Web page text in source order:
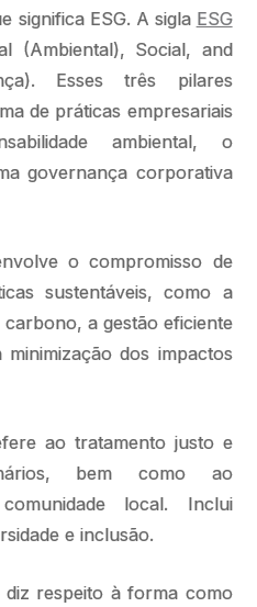
significa ESG. A sigla ESG
(Ambiental), Social, and
Esses três pilares
de práticas empresariais
ambiental, o
governança corporativa
o compromisso de
sustentáveis, como a
a gestão eficiente
dos impactos
ao tratamento justo e
bem como ao
local. Inclui
e inclusão.
diz respeito à forma como